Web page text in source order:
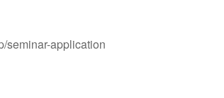
seminar-application